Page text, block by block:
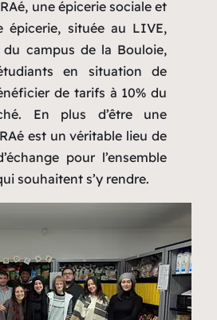
une épicerie sociale et
épicerie, située au LIVE,
campus de la Bouloie,
en situation de
de tarifs à 10% du
En plus d’être une
est un véritable lieu de
pour l’ensemble
souhaitent s’y rendre.